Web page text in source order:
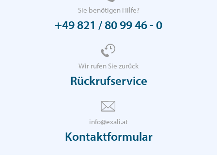
Sie benötigen Hilfe?
+49 821 / 80 99 46 - 0
Wir rufen Sie zurück
Rückrufservice
info@exali.at
Kontaktformular